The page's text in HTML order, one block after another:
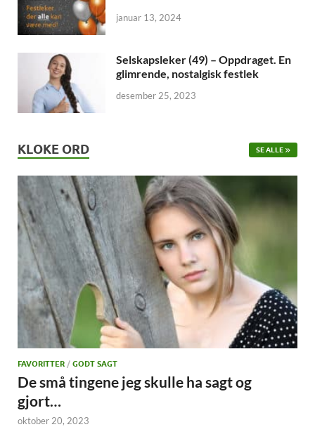
januar 13, 2024
Selskapsleker (49) – Oppdraget. En
glimrende, nostalgisk festlek
desember 25, 2023
KLOKE ORD SE ALLE
FAVORITTER / GODT SAGT
De små tingene jeg skulle ha sagt og
gjort…
oktober 20, 2023